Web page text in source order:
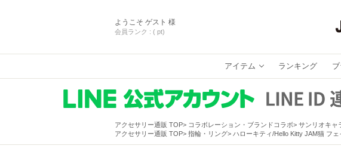
ようこそ ゲスト 様
会員ランク : ( pt)
アイテム ランキング
アクセサリー通販 TOP コラボレーション・ブランドコラボ サンリオキャ
アクセサリー通販 TOP
指輪・リング ハローキティ/Hello Kitty JAM猫 フ